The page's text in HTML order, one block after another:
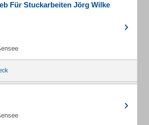
Für Stuckarbeiten Jörg Wilke